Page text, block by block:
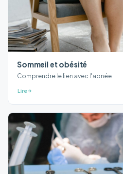
Sommeil et obésité
Comprendre le lien avec l'apnée
Lire